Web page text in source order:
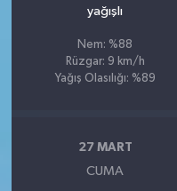
yağışlı
Nem: %88
Rüzgar: 9 km/h
Yağış Olasılığı: %89
27 MART
CUMA